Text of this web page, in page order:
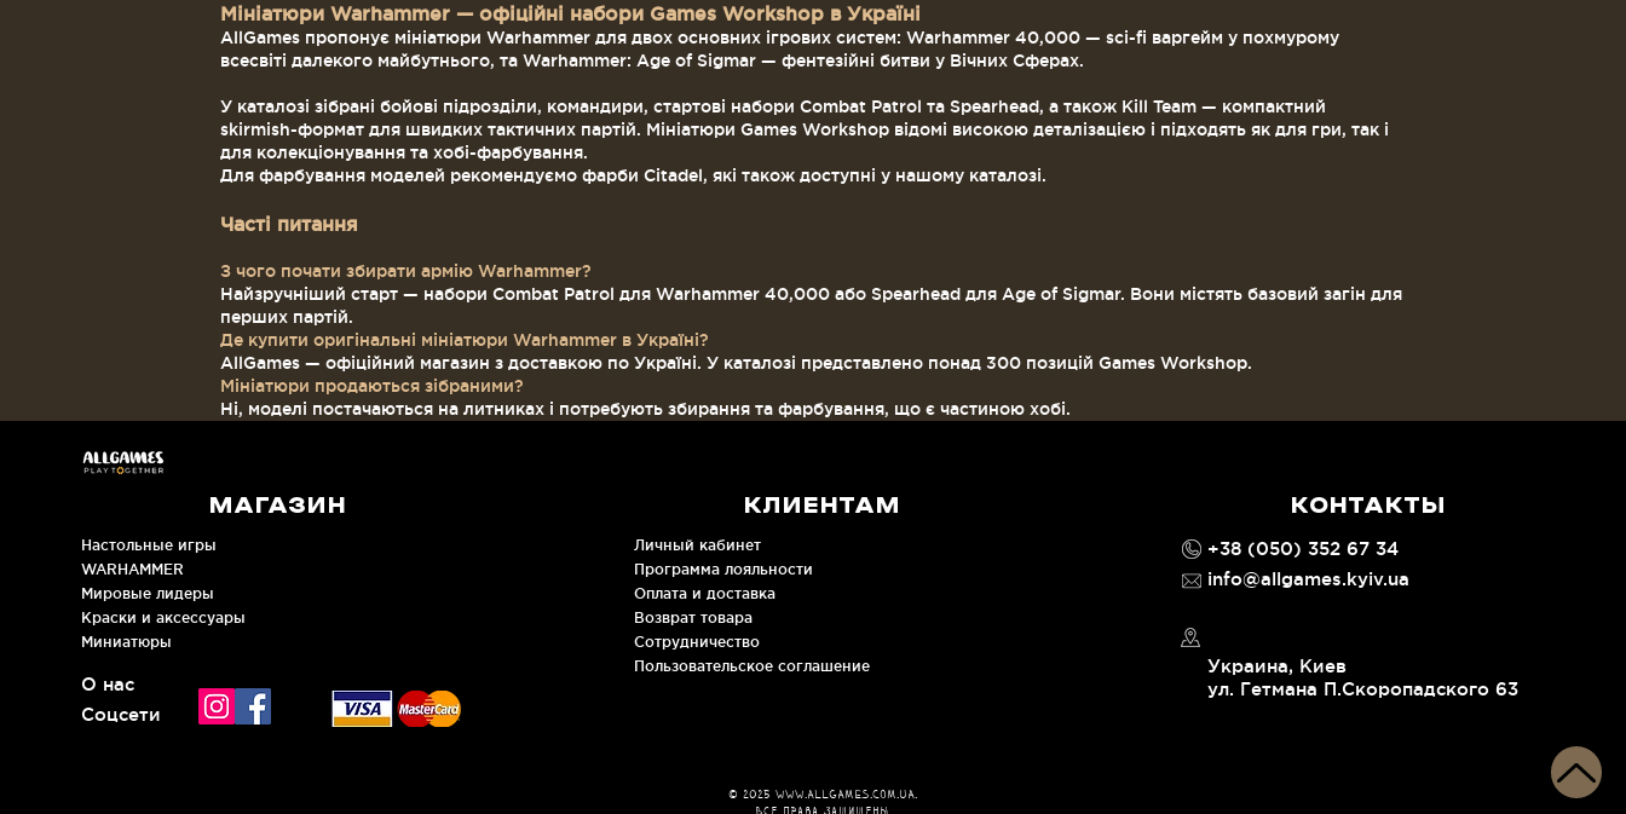
Мініатюри Warhammer — офіційні набори Games Workshop в Україні
AllGames пропонує мініатюри Warhammer для двох основних ігрових систем: Warhammer 40,000 — sci-fi варгейм у похмурому
всесвіті далекого майбутнього, та Warhammer: Age of Sigmar — фентезійні битви у Вічних Сферах.
У каталозі зібрані бойові підрозділи, командири, стартові набори Combat Patrol та Spearhead, а також Kill Team — компактний
skirmish-формат для швидких тактичних партій. Мініатюри Games Workshop відомі високою деталізацією і підходять як для гри, так і
для колекціонування та хобі-фарбування.
Для фарбування моделей рекомендуємо фарби Citadel, які також доступні у нашому каталозі.
Часті питання
З чого почати збирати армію Warhammer?
Найзручніший старт — набори Combat Patrol для Warhammer 40,000 або Spearhead для Age of Sigmar. Вони містять базовий загін для
перших партій.
Де купити оригінальні мініатюри Warhammer в Україні?
AllGames — офіційний магазин з доставкою по Україні. У каталозі представлено понад 300 позицій Games Workshop.
Мініатюри продаються зібраними?
Ні, моделі постачаються на литниках і потребують збирання та фарбування, що є частиною хобі.
МАГАЗИН
Настольные игры
WARHAMMER
Мировые лидеры
Краски и аксессуары
Миниатюры
О нас
Соцсети
КЛИЕНТАМ
Личный кабинет
Программа лояльности
Оплата и доставка
Возврат товара
Сотрудничество
Пользовательское соглашение
© 2025 www.allgames.com.ua.
Все права защищены
КОНТАКТЫ
+38 (050) 352 67 34
info@allgames.kyiv.ua
Украина, Киев
ул. Гетмана П.Скоропадского 63